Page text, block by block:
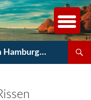
Pfarrei St. Maria | Katholisch im Hamburger Westen